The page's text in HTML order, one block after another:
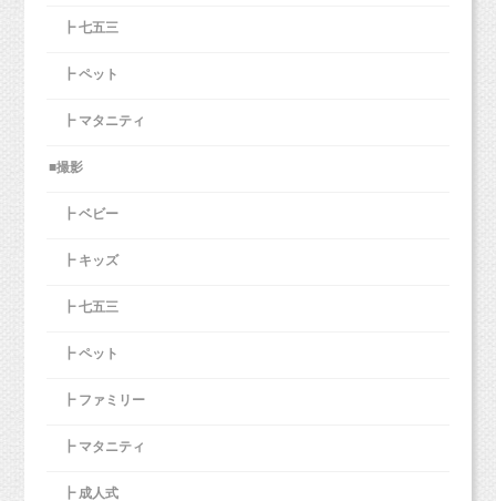
影も。
ー気分！
遊びながら撮影しているので表情もとっても生
ね。
お洋服の素材感によってクリームの着色料が落
避けた方が良いかもしれません。
しょう♪♪
影も★
お手頃価格で撮影できるので、ぜひお子さまのちょっとした
皆さまのご予約お待ちしています（＾＾）
┣ 七五三
┣ ペット
┣ マタニティ
■撮影
┣ ベビー
┣ キッズ
┣ 七五三
┣ ペット
┣ ファミリー
┣ マタニティ
┣ 成人式